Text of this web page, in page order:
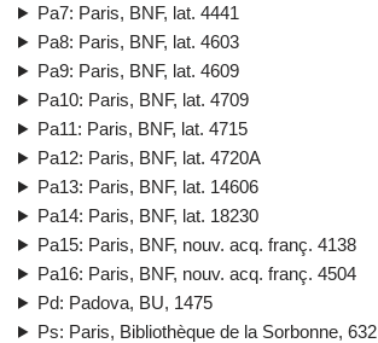
Pa7: Paris, BNF, lat. 4441
Pa8: Paris, BNF, lat. 4603
Pa9: Paris, BNF, lat. 4609
Pa10: Paris, BNF, lat. 4709
Pa11: Paris, BNF, lat. 4715
Pa12: Paris, BNF, lat. 4720A
Pa13: Paris, BNF, lat. 14606
Pa14: Paris, BNF, lat. 18230
Pa15: Paris, BNF, nouv. acq. franç. 4138
Pa16: Paris, BNF, nouv. acq. franç. 4504
Pd: Padova, BU, 1475
Ps: Paris, Bibliothèque de la Sorbonne, 632